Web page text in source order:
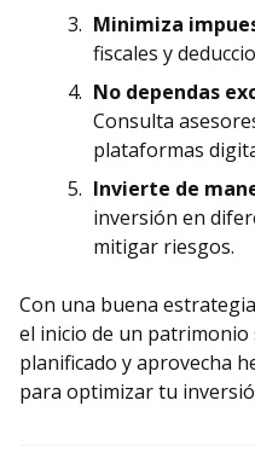
Minimiza
fiscales y
No dependas
Consulta
plataformas
Invierte de
inversión en
mitigar riesgos.
Con una buena
el inicio de un
planificado y aprovecha
para optimizar tu